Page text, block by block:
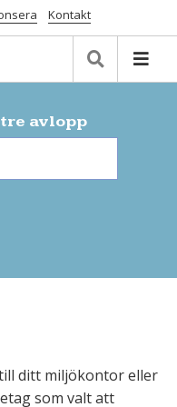
Kontakt
avlopp
ditt miljökontor eller
som valt att